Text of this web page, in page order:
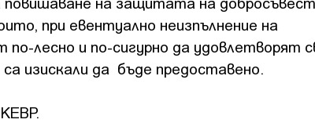
при евентуално неизпълнение на
лесно и по-сигурно да удовлетворят
изискали да бъде предоставено.